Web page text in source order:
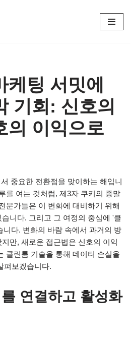
케팅 서밋에
기회: 신호의
의 이익으로
중요한 전환점을 맞이하는 해입니
를 여는 것처럼, 제3자 쿠키의 종말
문가들은 이 변화에 대비하기 위해
니다. 그리고 그 여정의 중심에 '클
니다. 변화의 바람 속에서 과거의 방
만, 새로운 접근법은 신호의 이익
클린룸 기술을 통해 데이터 손실을
펴보겠습니다.
연결하고 활성화